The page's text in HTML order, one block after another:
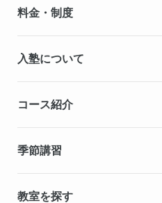
こだわりの個別指導専用教材
料金・制度
無料学力診断テスト
入塾について
無料体験授業
コース紹介
高校生の個別指導コース
季節講習
教室を探す